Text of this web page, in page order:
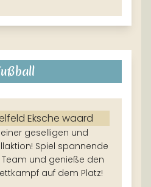
Eksche waard
geselligen und
Spiel spannende
Team und genieße den
auf dem Platz!